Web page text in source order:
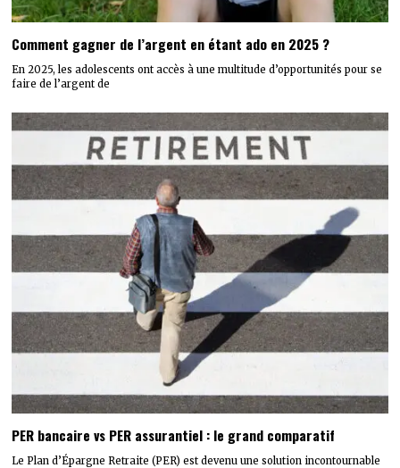
Comment gagner de l’argent en étant ado en 2025 ?
En 2025, les adolescents ont accès à une multitude d’opportunités pour se
faire de l’argent de
PER bancaire vs PER assurantiel : le grand comparatif
Le Plan d’Épargne Retraite (PER) est devenu une solution incontournable